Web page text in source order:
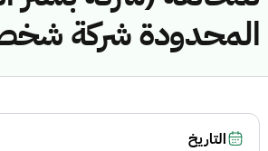
المحدودة شركة
التاريخ